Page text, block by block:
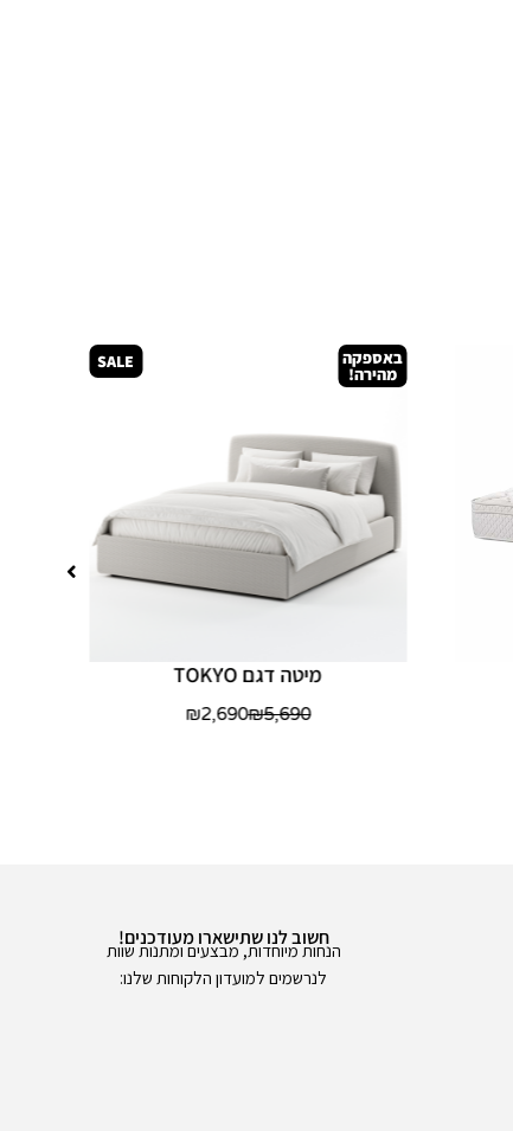
מיטה דגם TOKYO
₪5,690
₪2,690
SALE באספקה
מהירה!
חשוב לנו שתישארו מעודכנים!
הנחות מיוחדות, מבצעים ומתנות שוות
לנרשמים למועדון הלקוחות שלנו: